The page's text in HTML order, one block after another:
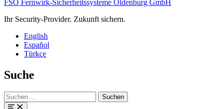
FSO Fernwirk-Sicherheitssysteme Oldenburg GmbH
Ihr Security-Provider. Zukunft sichern.
English
Español
Türkçe
Suche
Suchen
nach: